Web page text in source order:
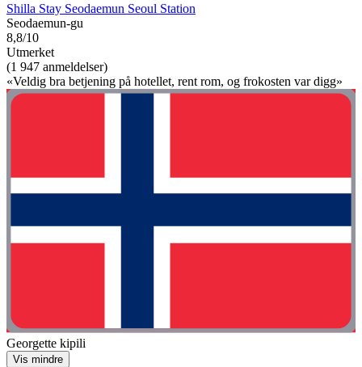
Shilla Stay Seodaemun Seoul Station
Seodaemun-gu
8,8/10
Utmerket
(1 947 anmeldelser)
«Veldig bra betjening på hotellet, rent rom, og frokosten var digg»
Georgette kipili
Vis mindre